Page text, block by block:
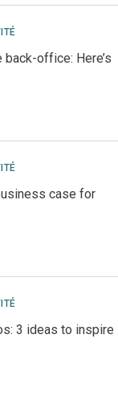
office: Here’s
case for
3 ideas to inspire